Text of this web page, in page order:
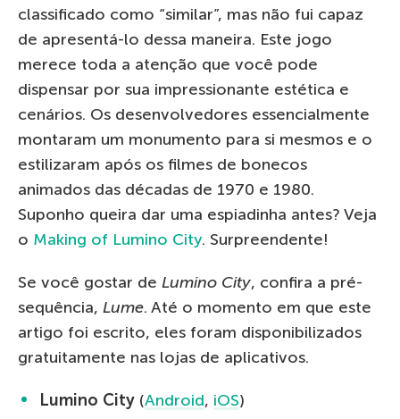
classificado como “similar”, mas não fui capaz
de apresentá-lo dessa maneira. Este jogo
merece toda a atenção que você pode
dispensar por sua impressionante estética e
cenários. Os desenvolvedores essencialmente
montaram um monumento para si mesmos e o
estilizaram após os filmes de bonecos
animados das décadas de 1970 e 1980.
Suponho queira dar uma espiadinha antes? Veja
o Making of Lumino City. Surpreendente!
Se você gostar de Lumino City, confira a pré-
sequência, Lume. Até o momento em que este
artigo foi escrito, eles foram disponibilizados
gratuitamente nas lojas de aplicativos.
Lumino City (Android, iOS)